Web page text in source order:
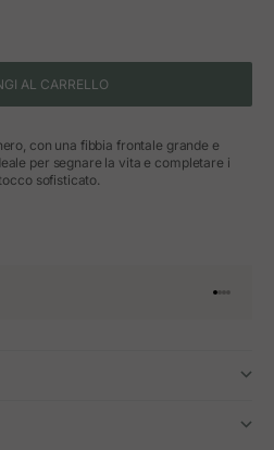
AL CARRELLO
con una fibbia frontale grande e
per segnare la vita e completare i
sofisticato.
Vai
Vai
Vai
Vai